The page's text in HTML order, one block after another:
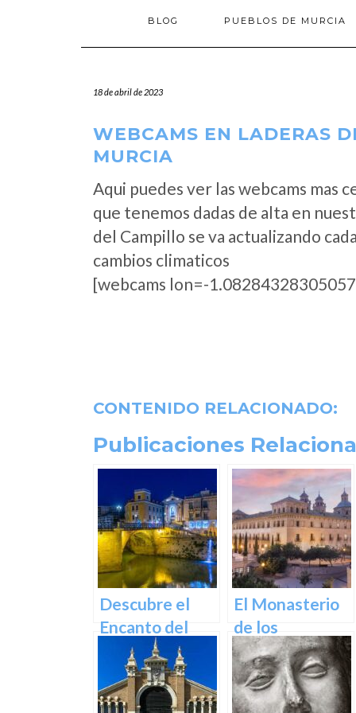
BLOG PUEBLOS DE MURCIA
18 de abril de 2023
WEBCAMS EN LADERAS
MURCIA
Aqui puedes ver las webcams mas
que tenemos dadas de alta en
del Campillo se va actualizando
cambios climaticos
[webcams lon=-
CONTENIDO RELACIONADO:
Publicaciones
Descubre el
Encanto del
Puente de los
Peligros en
Murcia: Un
El Monasterio
de los
Jerónimos en
Murcia: Un
tesoro